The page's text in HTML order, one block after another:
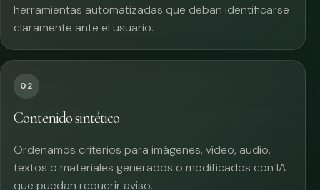
herramientas automatizadas que deban identificarse
claramente ante el usuario.
02
Contenido sintético
Ordenamos criterios para imágenes, vídeo, audio,
textos o materiales generados o modificados con IA
que puedan requerir aviso.